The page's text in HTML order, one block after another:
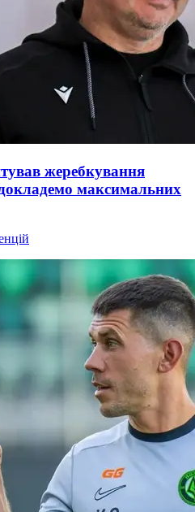
жеребкування
максимальних